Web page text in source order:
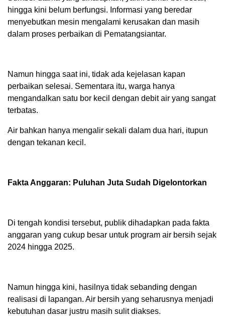
hingga kini belum berfungsi. Informasi yang beredar
menyebutkan mesin mengalami kerusakan dan masih
dalam proses perbaikan di Pematangsiantar.
Namun hingga saat ini, tidak ada kejelasan kapan
perbaikan selesai. Sementara itu, warga hanya
mengandalkan satu bor kecil dengan debit air yang sangat
terbatas.
Air bahkan hanya mengalir sekali dalam dua hari, itupun
dengan tekanan kecil.
Fakta Anggaran: Puluhan Juta Sudah Digelontorkan
Di tengah kondisi tersebut, publik dihadapkan pada fakta
anggaran yang cukup besar untuk program air bersih sejak
2024 hingga 2025.
Namun hingga kini, hasilnya tidak sebanding dengan
realisasi di lapangan. Air bersih yang seharusnya menjadi
kebutuhan dasar justru masih sulit diakses.